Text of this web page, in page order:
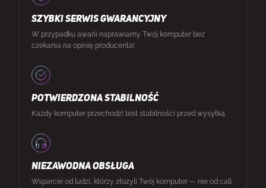
SZYBKI SERWIS GWARANCYJNY
W przypadku awarii naprawiamy Twój komputer bez
czekania na opinię producenta!
POTWIERDZONA STABILNOŚĆ
Każdy komputer przechodzi test stabilności przed wysyłką.
NIEZAWODNA OBSŁUGA
Wsparcie od ludzi, którzy złożyli Twój komputer — nie od call